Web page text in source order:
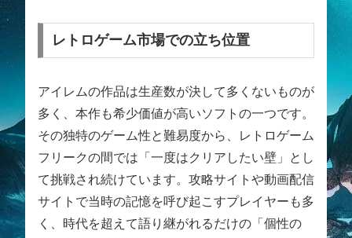
レトロゲーム市場での立ち位置
アイレムの作品は生産数が決して多くないものが
多く、本作も希少価値が高いソフトの一つです。
その独特のゲーム性と難易度から、レトロゲーム
フリークの間では「一度はクリアしたい壁」とし
て挑戦され続けています。攻略サイトや動画配信
サイトで当時の記憶を呼び起こすプレイヤーも多
く、時代を超えて語り継がれるだけの「個性の